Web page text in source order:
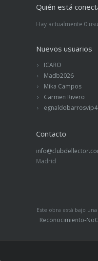
Quién está
Hay actualmente 0
Nuevos usuarios
ICARO
Madb2026
Mika Campos
Carmen Rivero
Contacto
Madrid
Este obra está bajo una
Reconocimiento-